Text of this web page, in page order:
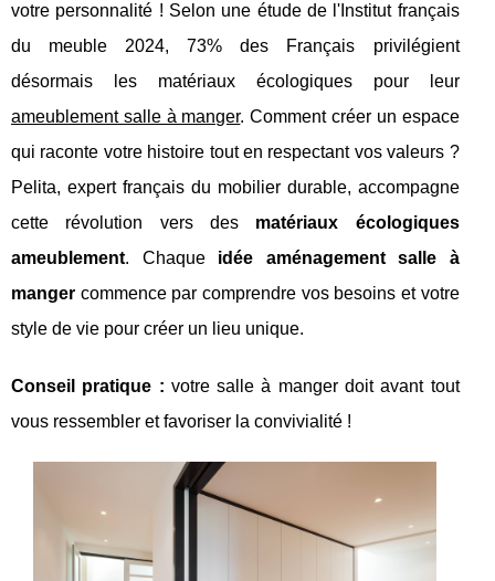
votre personnalité ! Selon une étude de l'Institut français
du meuble 2024, 73% des Français privilégient
désormais les matériaux écologiques pour leur
ameublement salle à manger. Comment créer un espace
qui raconte votre histoire tout en respectant vos valeurs ?
Pelita, expert français du mobilier durable, accompagne
cette révolution vers des matériaux écologiques
ameublement. Chaque idée aménagement salle à
manger commence par comprendre vos besoins et votre
style de vie pour créer un lieu unique.
Conseil pratique : votre salle à manger doit avant tout
vous ressembler et favoriser la convivialité !